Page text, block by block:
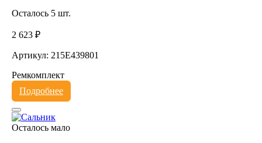
Осталось 5 шт.
2 623 ₽
Артикул: 215E439801
Ремкомплект
Подробнее
Осталось мало